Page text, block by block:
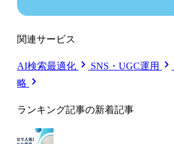
関連サービス
AI検索最適化 SNS・UGC運用
略
ランキング記事の新着記事